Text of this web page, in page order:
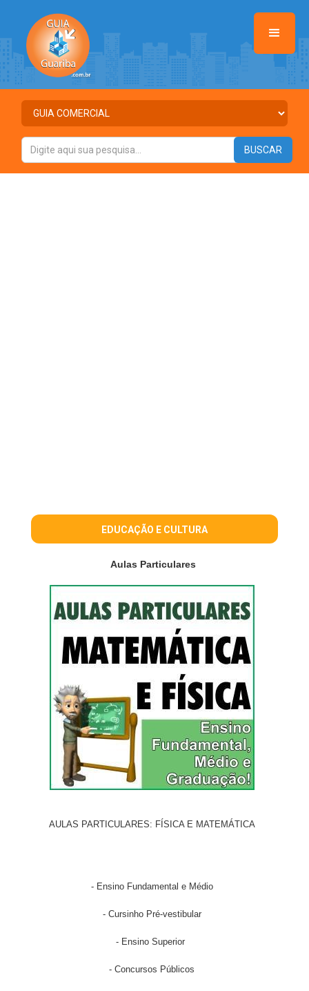
EDUCAÇÃO E CULTURA
Aulas Particulares
AULAS PARTICULARES: FÍSICA E MATEMÁTICA
- Ensino Fundamental e Médio
- Cursinho Pré-vestibular
- Ensino Superior
- Concursos Públicos